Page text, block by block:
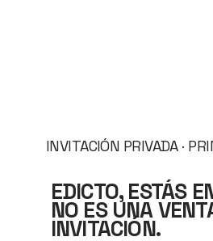
INVITACIÓN PRIVADA ·
EDICTO, ESTÁS
NO ES UNA
INVITACIÓN.